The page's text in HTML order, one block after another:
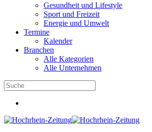
Gesundheit und Lifestyle
Sport und Freizeit
Energie und Umwelt
Termine
Kalender
Branchen
Alle Kategorien
Alle Unternehmen